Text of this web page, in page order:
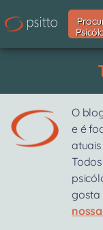
O
e é
gosta